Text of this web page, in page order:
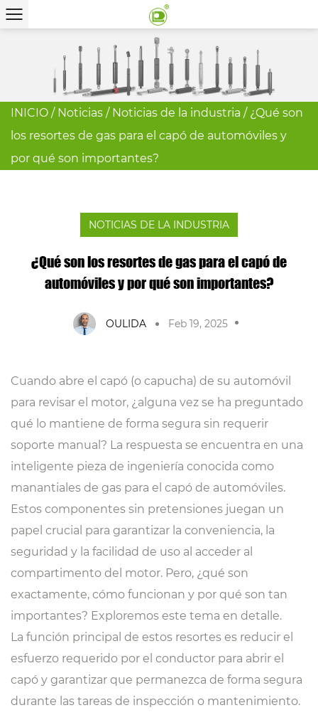
INICIO / Noticias / Noticias de la industria / ¿Qué son
los resortes de gas para el capó de automóviles y
por qué son importantes?
NOTICIAS DE LA INDUSTRIA
¿Qué son los resortes de gas para el capó de
automóviles y por qué son importantes?
OULIDA Feb 19, 2025
Cuando abre el capó (o capucha) de su automóvil
para revisar el motor, ¿alguna vez se ha preguntado
qué lo mantiene de forma segura sin requerir
soporte manual? La respuesta se encuentra en una
inteligente pieza de ingeniería conocida como
manantiales de gas para el capó de automóviles.
Estos componentes sin pretensiones juegan un
papel crucial para garantizar la conveniencia, la
seguridad y la facilidad de uso al acceder al
compartimento del motor. Pero, ¿qué son
exactamente, cómo funcionan y por qué son tan
importantes? Exploremos este tema en detalle.
La función principal de estos resortes es reducir el
esfuerzo requerido por el conductor para abrir el
capó y garantizar que permanezca de forma segura
durante las tareas de inspección o mantenimiento.